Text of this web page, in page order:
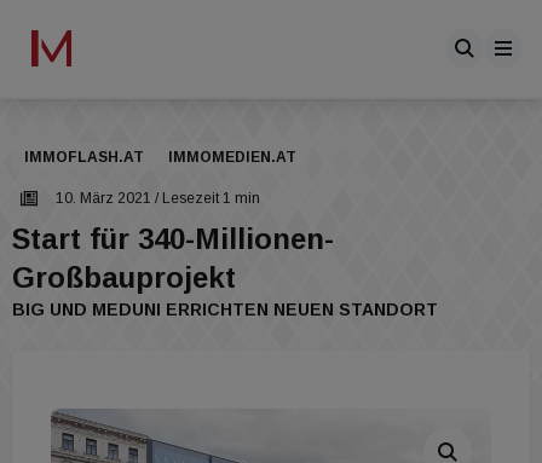
IMMOFLASH.AT IMMOMEDIEN.AT
10. März 2021 / Lesezeit 1 min
Start für 340-Millionen-
Großbauprojekt
BIG UND MEDUNI ERRICHTEN NEUEN STANDORT